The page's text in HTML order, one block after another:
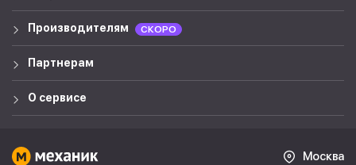
Производителям СКОРО
Партнерам
О сервисе
Москва